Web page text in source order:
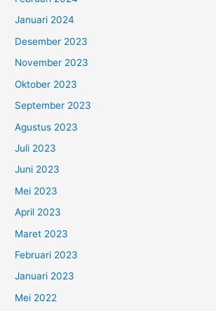
Januari 2024
Desember 2023
November 2023
Oktober 2023
September 2023
Agustus 2023
Juli 2023
Juni 2023
Mei 2023
April 2023
Maret 2023
Februari 2023
Januari 2023
Mei 2022